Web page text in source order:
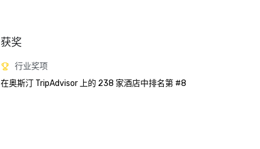
获奖
行业奖项
在奥斯汀 TripAdvisor 上的 238 家酒店中排名第 #8